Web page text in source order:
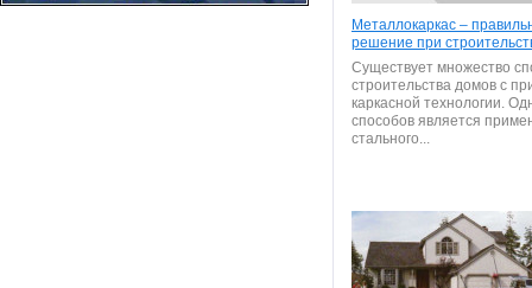
Металлокаркас –
решение при
Существует множество
строительства домов с
каркасной технологии.
способов является
стального...